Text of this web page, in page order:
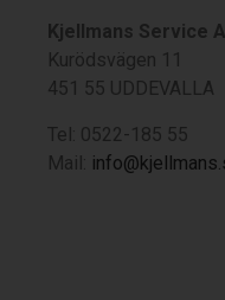
Kjellmans Service
Kurödsvägen 11
451 55 UDDEVALLA
Tel: 0522-185 55
Mail: